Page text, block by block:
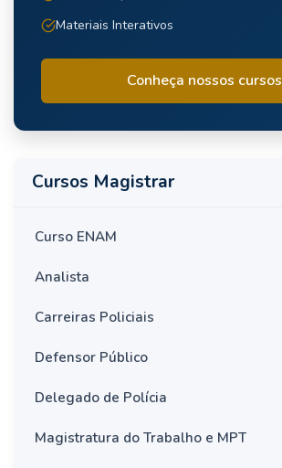
Materiais Interativos
Conheça nossos cursos
Cursos Magistrar
Curso ENAM
Analista
Carreiras Policiais
Defensor Público
Delegado de Polícia
Magistratura do Trabalho e MPT